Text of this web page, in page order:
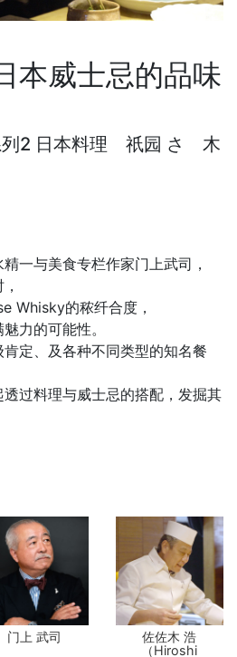
本威士忌的品味
2 日本料理 祇园 さゝ木
一与美食专栏作家门上武司，
Whisky的秾纤合度，
力的可能性。
定、及各种不同类型的知名餐
过料理与威士忌的搭配，发掘其
门上 武司
佐佐木 浩
（Hiroshi